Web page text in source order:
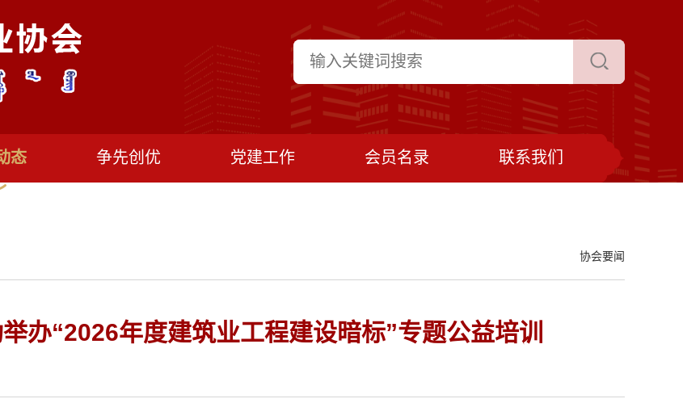
态 争先创优 党建工作 会员名录 联系我们
协会要闻
办“2026年度建筑业工程建设暗标”专题公益培训